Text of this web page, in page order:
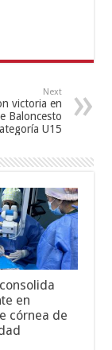
Next
victoria en
Baloncesto
U15
en
córnea de